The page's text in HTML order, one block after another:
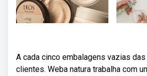
A cada cinco embalagens vazias
clientes. Weba natura trabalha com